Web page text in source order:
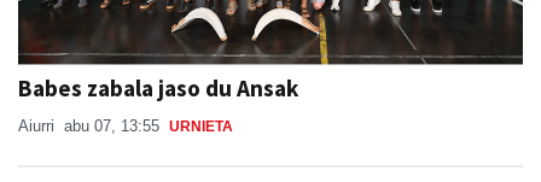
Babes zabala jaso du Ansak
Aiurri abu 07, 13:55 URNIETA